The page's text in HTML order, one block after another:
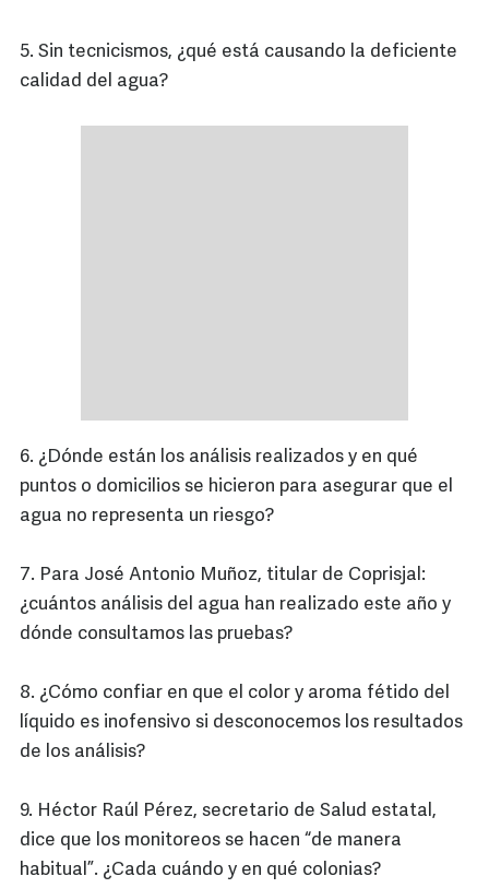
5. Sin tecnicismos, ¿qué está causando la deficiente
calidad del agua?
6. ¿Dónde están los análisis realizados y en qué
puntos o domicilios se hicieron para asegurar que el
agua no representa un riesgo?
7. Para José Antonio Muñoz, titular de Coprisjal:
¿cuántos análisis del agua han realizado este año y
dónde consultamos las pruebas?
8. ¿Cómo confiar en que el color y aroma fétido del
líquido es inofensivo si desconocemos los resultados
de los análisis?
9. Héctor Raúl Pérez, secretario de Salud estatal,
dice que los monitoreos se hacen “de manera
habitual”. ¿Cada cuándo y en qué colonias?